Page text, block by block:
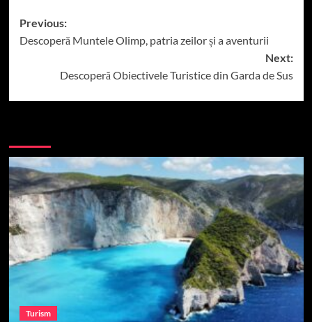
Post
navigation
Previous:
Descoperă Muntele Olimp, patria zeilor și a aventurii
Next:
Descoperă Obiectivele Turistice din Garda de Sus
Turism